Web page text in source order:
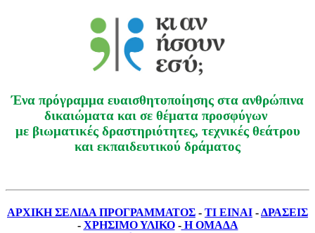
Ένα πρόγραμμα ευαισθητοποίησης στα ανθρώπινα
δικαιώματα και σε θέματα προσφύγων
με βιωματικές δραστηριότητες, τεχνικές θεάτρου
και εκπαιδευτικού δράματος
ΑΡΧΙΚΗ ΣΕΛΙΔΑ ΠΡΟΓΡΑΜΜΑΤΟΣ - ΤΙ ΕΙΝΑΙ -ΔΡΑΣΕΙΣ
- ΧΡΗΣΙΜΟ ΥΛΙΚΟ-Η ΟΜΑΔΑ